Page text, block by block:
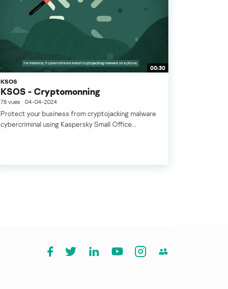
00:30
KSOS
KSOS - Cryptomonning
78 vues 04-04-2024
Protect your business from cryptojacking malware
cybercriminal using Kaspersky Small Office...